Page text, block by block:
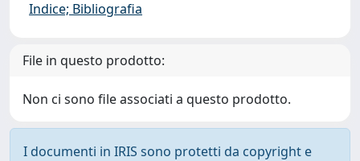
Indice; Bibliografia
File in questo prodotto:
Non ci sono file associati a questo prodotto.
I documenti in IRIS sono protetti da copyright e